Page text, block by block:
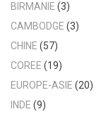
BIRMANIE (3)
CAMBODGE (3)
CHINE (57)
COREE (19)
EUROPE-ASIE (20)
INDE (9)